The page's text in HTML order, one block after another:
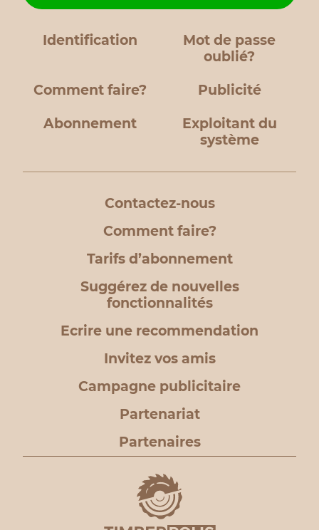
Identification
Mot de passe
oublié?
Comment faire? Publicité
Abonnement
Exploitant du
système
Contactez-nous
Comment faire?
Tarifs d’abonnement
Suggérez de nouvelles
fonctionnalités
Ecrire une recommendation
Invitez vos amis
Campagne publicitaire
Partenariat
Partenaires